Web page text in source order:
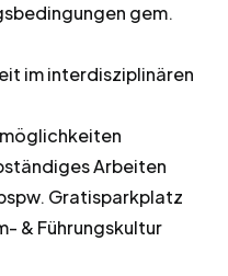
gem.
im interdisziplinären
Arbeiten
Gratisparkplatz
& Führungskultur